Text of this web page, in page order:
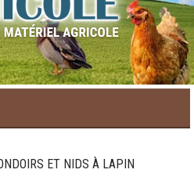
ET NIDS À LAPIN